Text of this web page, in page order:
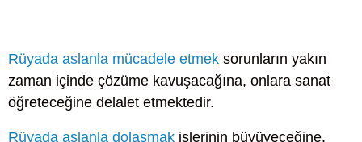
Rüyada aslanla mücadele etmek sorunların yakın
zaman içinde çözüme kavuşacağına, onlara sanat
öğreteceğine delalet etmektedir.
Rüyada aslanla dolaşmak işlerinin büyüyeceğine,